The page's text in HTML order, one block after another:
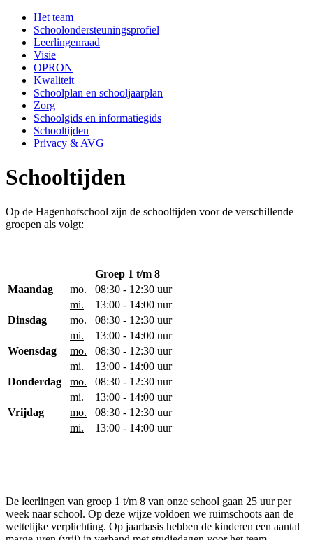
Het team
Schoolondersteuningsprofiel
Leerlingenraad
Visie
OPRON
Kwaliteit
Schoolplan en schooljaarplan
Zorg
Schoolgids en informatiegids
Schooltijden
Privacy & AVG
Schooltijden
Op de Hagenhofschool zijn de schooltijden voor de verschillende
groepen als volgt:
Groep 1 t/m 8
Maandag
mo.
08:30 - 12:30 uur
mi.
13:00 - 14:00 uur
Dinsdag
mo.
08:30 - 12:30 uur
mi.
13:00 - 14:00 uur
Woensdag
mo.
08:30 - 12:30 uur
mi.
13:00 - 14:00 uur
Donderdag
mo.
08:30 - 12:30 uur
mi.
13:00 - 14:00 uur
Vrijdag
mo.
08:30 - 12:30 uur
mi.
13:00 - 14:00 uur
De leerlingen van groep 1 t/m 8 van onze school gaan 25 uur per
week naar school. Op deze wijze voldoen we ruimschoots aan de
wettelijke verplichting. Op jaarbasis hebben de kinderen een aantal